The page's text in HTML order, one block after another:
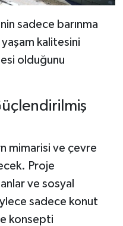
sadece barınma
kalitesini
olduğunu
mimarisi ve çevre
Proje
ve sosyal
sadece konut
konsepti